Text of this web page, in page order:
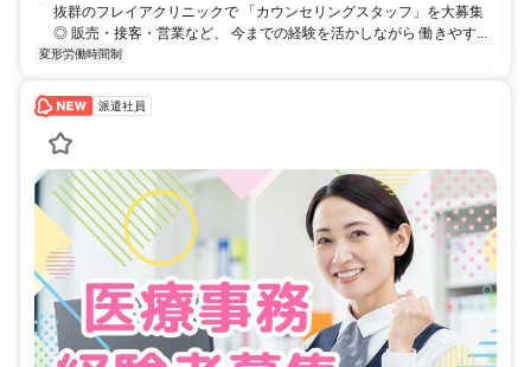
抜群のフレイアクリニックで 「カウンセリングスタッフ」を大募集
◎ 販売・接客・営業など、 今までの経験を活かしながら 働きやす...
変形労働時間制
派遣社員